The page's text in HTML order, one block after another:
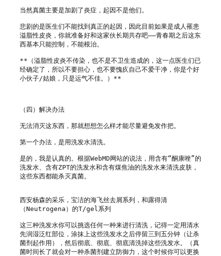
当然真菌主要是加剧了炎症，起因不是他们。
悲剧的是医生们不能找到真正的起因，因此目前如果是成人罹患
溢脂性皮炎，你就准备好和这家伙长期共存吧——青春期之后这东
西基本只能控制，不能根治。
**（溢脂性皮炎不传染，也不是不卫生造成的，这一点医生们已
经确定了，所以不要担心，也不要愧疚自己不爱干净，你是个好
小伙子/姑娘，只是运气不佳。）**
（四）解决办法
无法消灭这东西，那就想想怎么样才能尽量避免发作把。
第一个办法，是用洗发水清洗。
是的，我是认真的。根据WebMD网站的说法，用含有“酮康唑”的
洗发水、含有ZPT的洗发水和含有煤焦油的洗发水来清洗皮肤，
这些东西都能杀灭真菌。
西安杨森的采乐，宝洁的海飞丝去屑系列，和露得清
（Neutrogena）的T/gel系列
这三种洗发水你可以挑选任何一种来进行清洗，记得一定用清水
先润湿泛红部位，涂抹上这些洗发水之后停留三到五分钟（让杀
菌剂起作用），然后彻底、彻底、彻底清洗掉这些洗发水。（真
菌时间长了就会对一种杀菌剂建立防御力，这个时候你可以更换